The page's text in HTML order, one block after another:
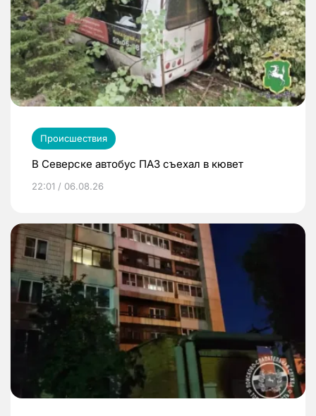
Происшествия
В Северске автобус ПАЗ съехал в кювет
22:01 / 06.08.26